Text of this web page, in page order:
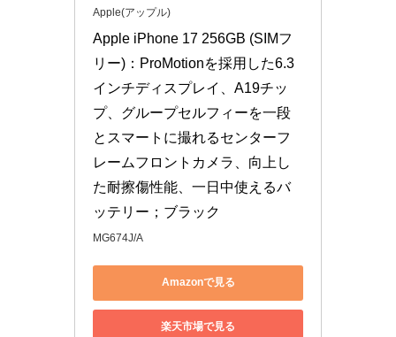
Apple(アップル)
Apple iPhone 17 256GB (SIMフ
リー)：ProMotionを採用した6.3
インチディスプレイ、A19チッ
プ、グループセルフィーを一段
とスマートに撮れるセンターフ
レームフロントカメラ、向上し
た耐擦傷性能、一日中使えるバ
ッテリー；ブラック
MG674J/A
Amazonで見る
楽天市場で見る